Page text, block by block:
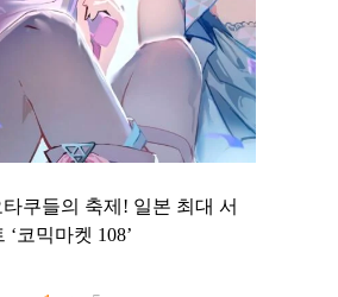
쿠들의 축제! 일본 최대 서
‘코믹마켓 108’